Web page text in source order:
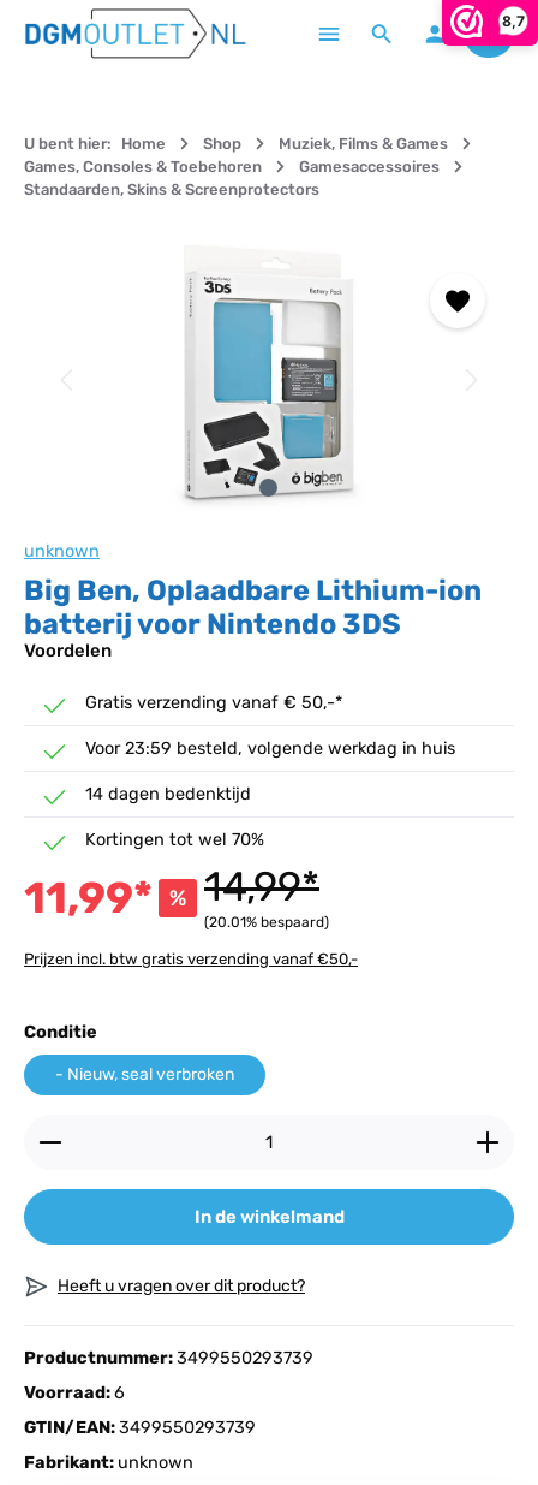
8,7
Ga naar de hoofdinhoud
U bent hier: Home Shop
Muziek, Films & Games
Games, Consoles & Toebehoren
Gamesaccessoires
Standaarden, Skins & Screenprotectors
unknown
Big Ben, Oplaadbare Lithium-ion
batterij voor Nintendo 3DS
Voordelen
Gratis verzending vanaf € 50,-*
Voor 23:59 besteld, volgende werkdag in huis
14 dagen bedenktijd
Kortingen tot wel 70%
11,99* % 14,99*
(20.01% bespaard)
Prijzen incl. btw gratis verzending vanaf €50,-
Selecteer
Conditie
- Nieuw, seal verbroken
Producthoeveelheid: Voer de gewenste
In de winkelmand
Heeft u vragen over dit product?
Productnummer:3499550293739
Voorraad:6
GTIN/EAN:3499550293739
Fabrikant: unknown